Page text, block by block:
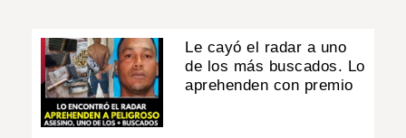
Le cayó el radar a uno
de los más buscados. Lo
aprehenden con premio